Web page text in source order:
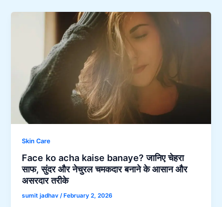
Skin Care
Face ko acha kaise banaye? जानिए चेहरा
साफ, सुंदर और नेचुरल चमकदार बनाने के आसान और
असरदार तरीके
sumit jadhav/ February 2, 2026